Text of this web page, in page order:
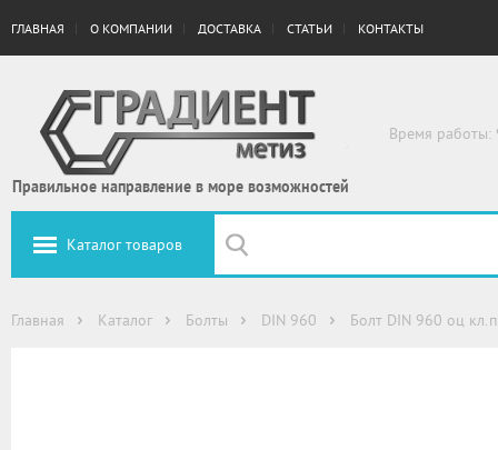
ГЛАВНАЯ О КОМПАНИИ ДОСТАВКА СТАТЬИ КОНТАКТЫ
Правильное направление в море возможностей
Время работы:
Каталог товаров
Главная Каталог Болты DIN 960 Болт DIN 960 оц